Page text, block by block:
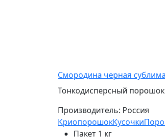
Смородина черная
Тонкодисперсный
Производитель: Россия
КриопорошокКусочки
Пакет 1 кг